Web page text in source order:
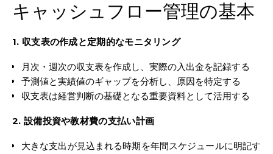
キャッシュフロー管理の基本
1. 収支表の作成と定期的なモニタリング
月次・週次の収支表を作成し、実際の入出金を記録する
予測値と実績値のギャップを分析し、原因を特定する
収支表は経営判断の基礎となる重要資料として活用する
2. 設備投資や教材費の支払い計画
大きな支出が見込まれる時期を年間スケジュールに明記す